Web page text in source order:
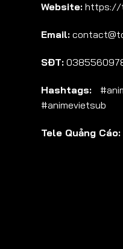
Website: https://
Email:
SĐT:
Hashtags:
#animevietsub
Tele Quảng Cáo: